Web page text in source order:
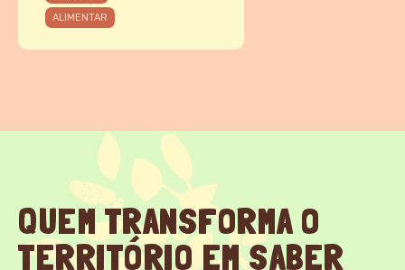
ALIMENTAR
QUEM TRANSFORMA O
TERRITÓRIO EM SABER